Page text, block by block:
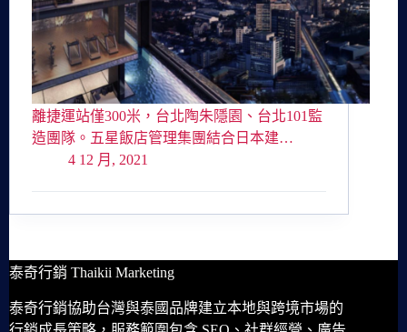
離捷運站僅300米，台北陶朱隱園、台北101監
造團隊。五星飯店管理集團結合日本建…
4 12 月, 2021
泰奇行銷 Thaikii Marketing
泰奇行銷協助台灣與泰國品牌建立本地與跨境市場的